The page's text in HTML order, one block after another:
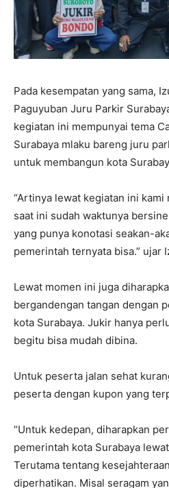
Pada kesempatan yang sama,
Paguyuban Juru Parkir
kegiatan ini mempunyai tema
Surabaya mlaku bareng juru
untuk membangun kota
“Artinya lewat kegiatan ini
saat ini sudah waktunya
yang punya konotasi seakan-
pemerintah ternyata bisa.” ujar
Lewat momen ini juga
bergandengan tangan dengan
kota Surabaya. Jukir hanya
begitu bisa mudah dibina.
Untuk peserta jalan sehat
peserta dengan kupon yang
“Untuk kedepan, diharapkan
pemerintah kota Surabaya
Terutama tentang
diperhatikan. Misal seragam